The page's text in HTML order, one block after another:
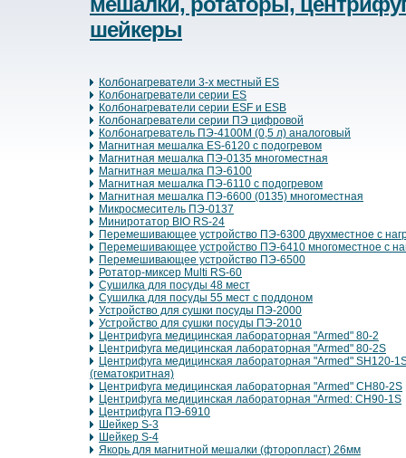
шейкеры
Колбонагреватели 3-х местный ES
Колбонагреватели серии ES
Колбонагреватели серии ESF и ESB
Колбонагреватели серии ПЭ цифровой
Колбонагреватель ПЭ-4100М (0,5 л) аналоговый
Магнитная мешалка ES-6120 с подогревом
Магнитная мешалка ПЭ-0135 многоместная
Магнитная мешалка ПЭ-6100
Магнитная мешалка ПЭ-6110 с подогревом
Магнитная мешалка ПЭ-6600 (0135) многоместная
Микросмеситель ПЭ-0137
Миниротатор BIO RS-24
Перемешивающее устройство ПЭ-6300 двухместное с
Перемешивающее устройство ПЭ-6410 многоместное с
Перемешивающее устройство ПЭ-6500
Ротатор-миксер Multi RS-60
Сушилка для посуды 48 мест
Сушилка для посуды 55 мест с поддоном
Устройство для сушки посуды ПЭ-2000
Устройство для сушки посуды ПЭ-2010
Центрифуга медицинская лабораторная "Armed" 80-2
Центрифуга медицинская лабораторная "Armed" 80-2S
Центрифуга медицинская лабораторная "Armed" SH120-
(гематокритная)
Центрифуга медицинская лабораторная "Armed" СН80-2S
Центрифуга медицинская лабораторная "Armed: CH90-1S
Центрифуга ПЭ-6910
Шейкер S-3
Шейкер S-4
Якорь для магнитной мешалки (фторопласт) 26мм